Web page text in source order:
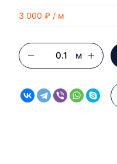
3 000 ₽ / м
м